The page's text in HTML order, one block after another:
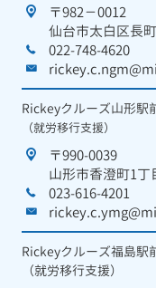
〒982－0012
仙台市太白区長
022-748-4620
Rickeyクルーズ山形駅
（就労移行支援）
〒990-0039
山形市香澄町1丁
023-616-4201
Rickeyクルーズ福島駅
（就労移行支援）